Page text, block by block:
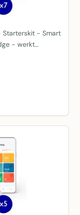
Starterskit - Smart
- werkt…